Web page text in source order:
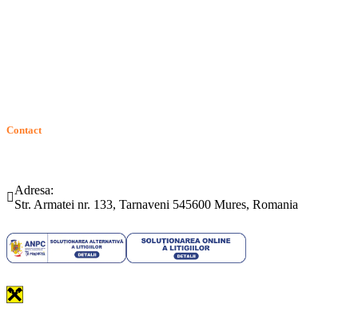
Contact
Adresa:
Str. Armatei nr. 133, Tarnaveni 545600 Mures, Romania